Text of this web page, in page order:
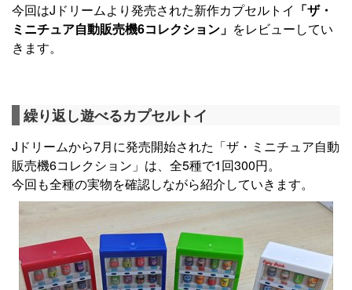
今回はJドリームより発売された新作カプセルトイ 「ザ・
ミニチュア自動販売機6コレクション」 をレビューしてい
きます。
繰り返し遊べるカプセルトイ
Jドリームから7月に発売開始された「ザ・ミニチュア自動
販売機6コレクション」は、全5種で1回300円。
今回も全種の実物を確認しながら紹介していきます。